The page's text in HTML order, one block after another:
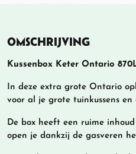
OMSCHRIJVING
Kussenbox Keter Ontario
In deze extra grote Ontario
voor al je grote tuinkussens en
De box heeft een ruime
open je dankzij de gasveren